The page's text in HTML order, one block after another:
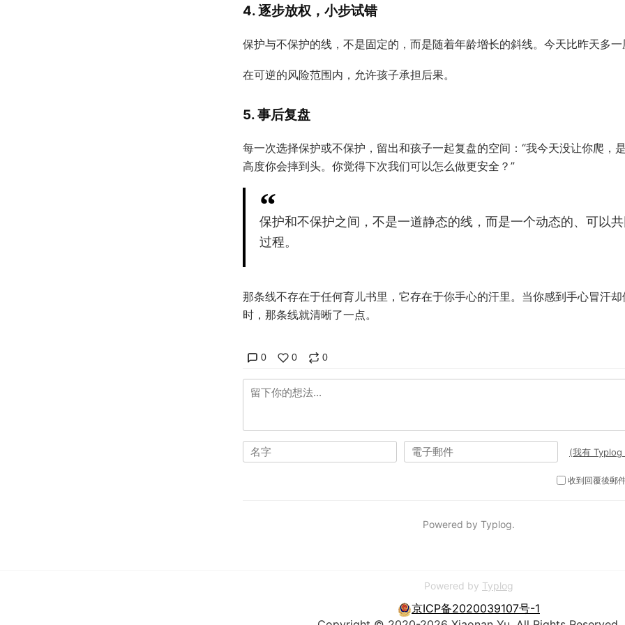
4. 逐步放权，小步试错
保护与不保护的线，不是固定的，而是随着年龄增长的斜线。今天比昨天多
在可逆的风险范围内，允许孩子承担后果。
5. 事后复盘
每一次选择保护或不保护，留出和孩子一起复盘的空间：“我今天没让你爬，
高度你会摔到头。你觉得下次我们可以怎么做更安全？”
保护和不保护之间，不是一道静态的线，而是一个动态的、可以
过程。
那条线不存在于任何育儿书里，它存在于你手心的汗里。当你感到手心冒汗
时，那条线就清晰了一点。
Powered by Typlog
京ICP备2020039107号-1